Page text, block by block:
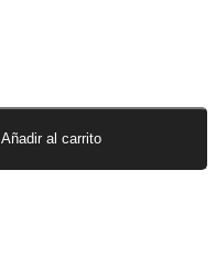
Añadir al carrito